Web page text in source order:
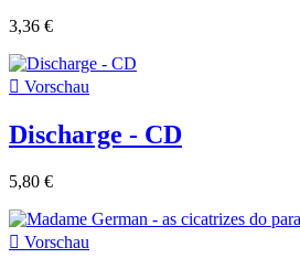
3,36 €
 Vorschau
Discharge - CD
5,80 €
 Vorschau